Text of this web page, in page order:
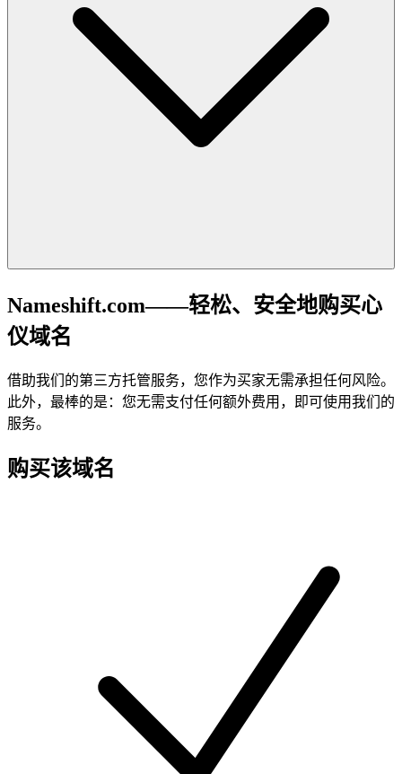
Nameshift.com——轻松、安全地购买心
仪域名
借助我们的第三方托管服务，您作为买家无需承担任何风险。
此外，最棒的是：您无需支付任何额外费用，即可使用我们的
服务。
购买该域名